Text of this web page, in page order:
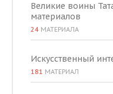
Великие воины
материалов
24 МАТЕРИАЛА
Искусственный
181 МАТЕРИАЛ